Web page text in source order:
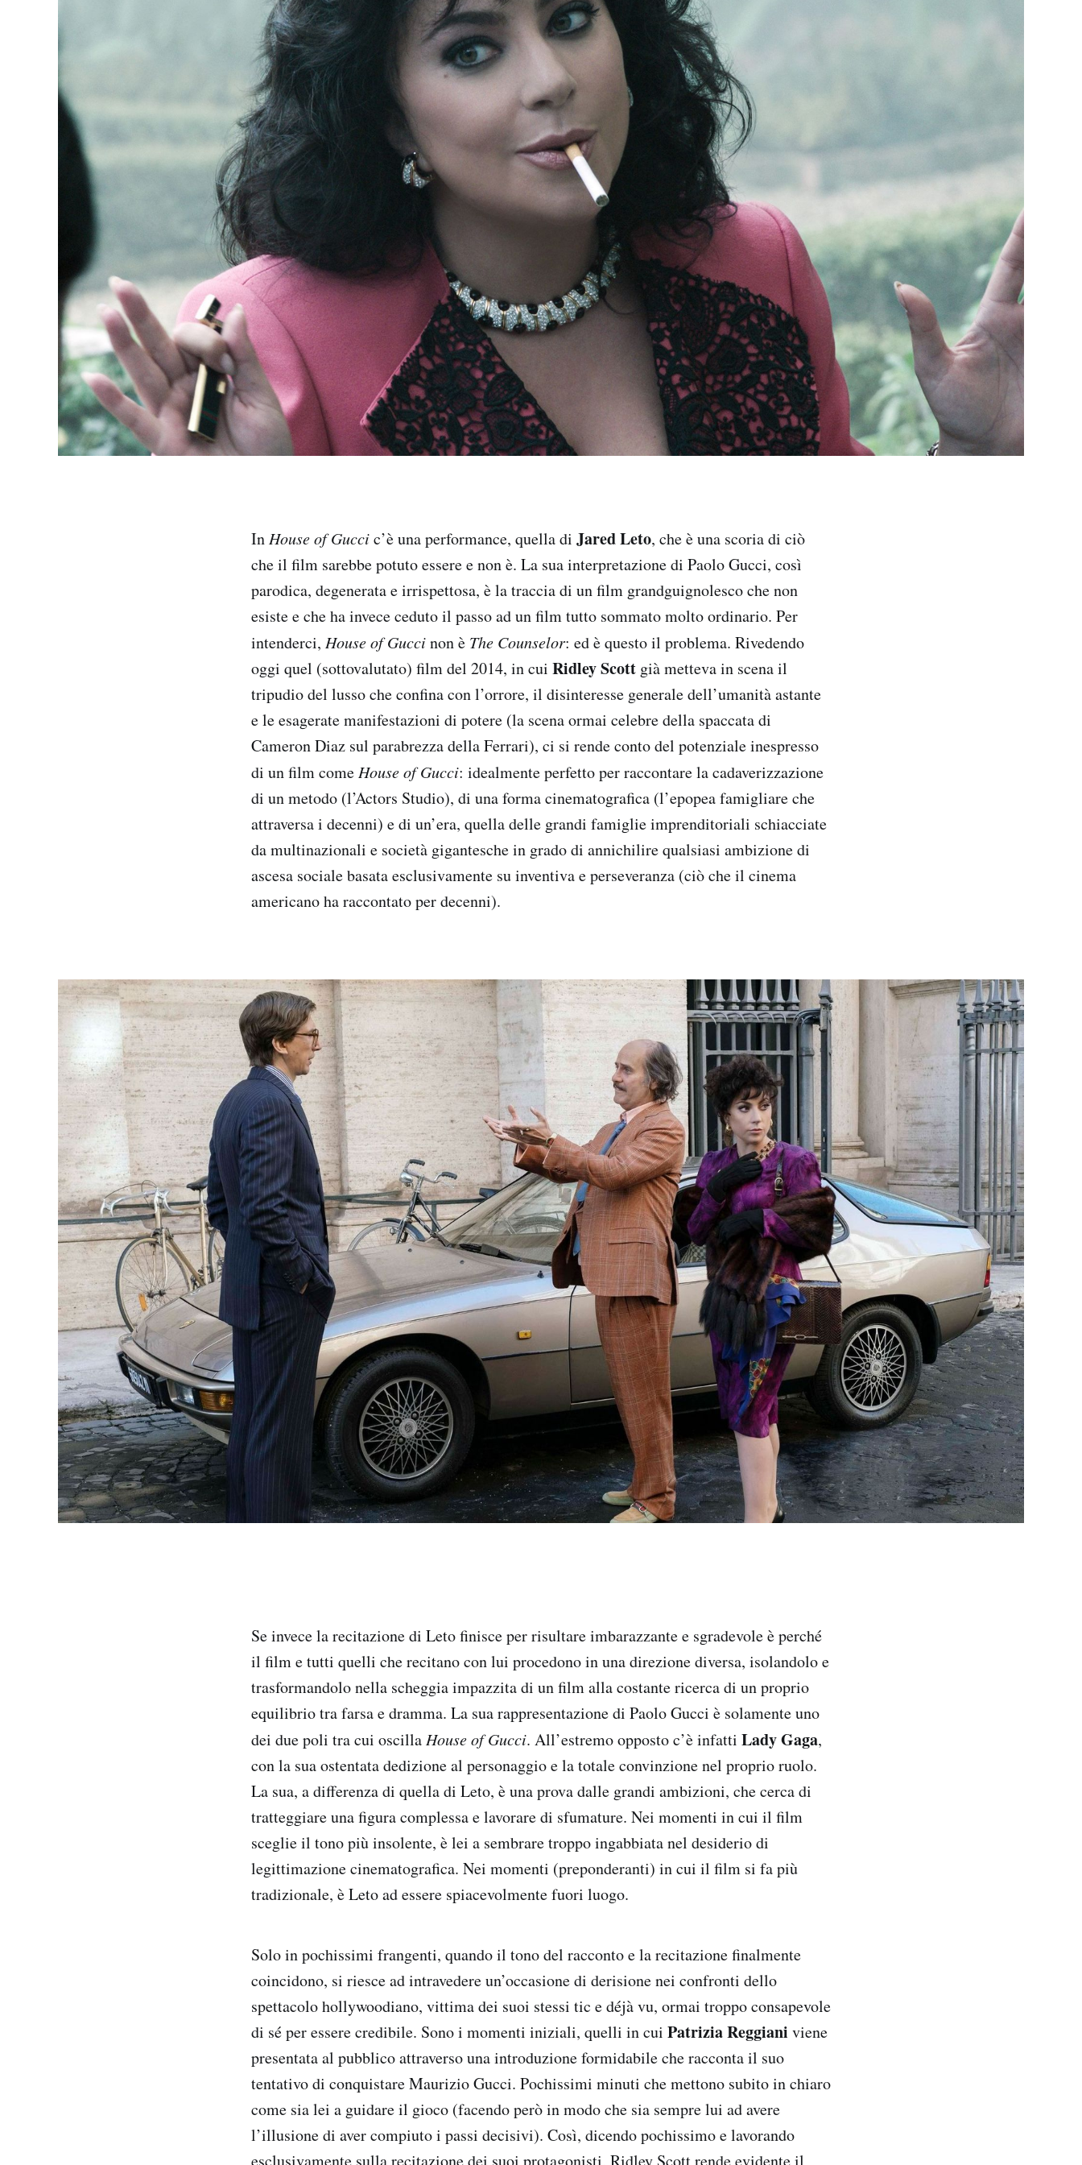
InHouse of Guccic’è una performance, quella di Jared Leto, che è una scoria di ciò
che il film sarebbe potuto essere e non è. La sua interpretazione di Paolo Gucci, così
parodica, degenerata e irrispettosa, è la traccia di un film grandguignolesco che non
esiste e che ha invece ceduto il passo ad un film tutto sommato molto ordinario. Per
intenderci, House of Guccinon è The Counselor: ed è questo il problema. Rivedendo
oggi quel (sottovalutato) film del 2014, in cui Ridley Scott già metteva in scena il
tripudio del lusso che confina con l’orrore, il disinteresse generale dell’umanità astante
e le esagerate manifestazioni di potere (la scena ormai celebre della spaccata di
Cameron Diaz sul parabrezza della Ferrari), ci si rende conto del potenziale inespresso
di un film comeHouse of Gucci: idealmente perfetto per raccontare la cadaverizzazione
di un metodo (l’Actors Studio), di una forma cinematografica (l’epopea famigliare che
attraversa i decenni) e di un’era, quella delle grandi famiglie imprenditoriali schiacciate
da multinazionali e società gigantesche in grado di annichilire qualsiasi ambizione di
ascesa sociale basata esclusivamente su inventiva e perseveranza (ciò che il cinema
americano ha raccontato per decenni).
Se invece la recitazione di Leto finisce per risultare imbarazzante e sgradevole è perché
il film e tutti quelli che recitano con lui procedono in una direzione diversa, isolandolo e
trasformandolo nella scheggia impazzita di un film alla costante ricerca di un proprio
equilibrio tra farsa e dramma. La sua rappresentazione di Paolo Gucci è solamente uno
dei due poli tra cui oscilla House of Gucci. All’estremo opposto c’è infatti Lady Gaga,
con la sua ostentata dedizione al personaggio e la totale convinzione nel proprio ruolo.
La sua, a differenza di quella di Leto, è una prova dalle grandi ambizioni, che cerca di
tratteggiare una figura complessa e lavorare di sfumature. Nei momenti in cui il film
sceglie il tono più insolente, è lei a sembrare troppo ingabbiata nel desiderio di
legittimazione cinematografica. Nei momenti (preponderanti) in cui il film si fa più
tradizionale, è Leto ad essere spiacevolmente fuori luogo.
Solo in pochissimi frangenti, quando il tono del racconto e la recitazione finalmente
coincidono, si riesce ad intravedere un’occasione di derisione nei confronti dello
spettacolo hollywoodiano, vittima dei suoi stessi tic e déjà vu, ormai troppo consapevole
di sé per essere credibile. Sono i momenti iniziali, quelli in cui Patrizia Reggiani viene
presentata al pubblico attraverso una introduzione formidabile che racconta il suo
tentativo di conquistare Maurizio Gucci. Pochissimi minuti che mettono subito in chiaro
come sia lei a guidare il gioco (facendo però in modo che sia sempre lui ad avere
l’illusione di aver compiuto i passi decisivi). Così, dicendo pochissimo e lavorando
esclusivamente sulla recitazione dei suoi protagonisti, Ridley Scott rende evidente il